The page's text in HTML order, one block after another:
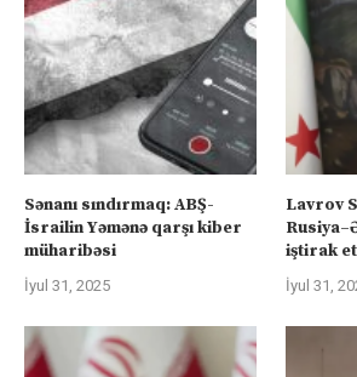
Sənanı sındırmaq: ABŞ-
İsrailin Yəmənə qarşı kiber
müharibəsi
İyul 31, 2025
Lavrov
iştirak
İyul 31,